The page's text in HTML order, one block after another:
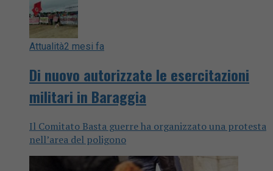
Attualità2 mesi fa
Di nuovo autorizzate le esercitazioni
militari in Baraggia
Il Comitato Basta guerre ha organizzato una protesta
nell’area del poligono